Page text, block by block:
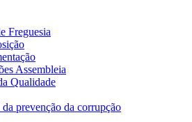
Freguesia
Assembleia
Qualidade
prevenção da corrupção